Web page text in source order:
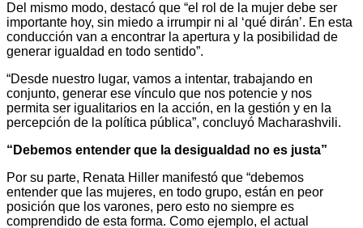
Del mismo modo, destacó que “el rol de la mujer debe ser
importante hoy, sin miedo a irrumpir ni al ‘qué dirán’. En esta
conducción van a encontrar la apertura y la posibilidad de
generar igualdad en todo sentido”.
“Desde nuestro lugar, vamos a intentar, trabajando en
conjunto, generar ese vínculo que nos potencie y nos
permita ser igualitarios en la acción, en la gestión y en la
percepción de la política pública”, concluyó Macharashvili.
“Debemos entender que la desigualdad no es justa”
Por su parte, Renata Hiller manifestó que “debemos
entender que las mujeres, en todo grupo, están en peor
posición que los varones, pero esto no siempre es
comprendido de esta forma. Como ejemplo, el actual